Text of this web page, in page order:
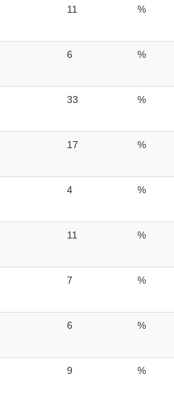
11 %
6 %
33 %
17 %
4 %
11 %
7 %
6 %
9 %